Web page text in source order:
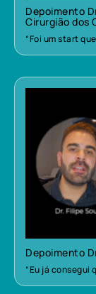
Depoimento
Cirurgião dos
“Foi um start
Depoimento
“Eu já consegui